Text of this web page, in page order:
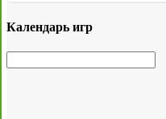
Календарь игр